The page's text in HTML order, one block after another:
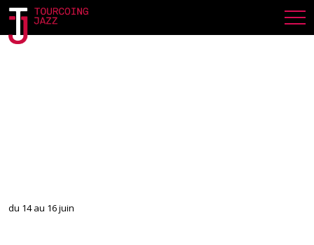
du 14 au 16 juin